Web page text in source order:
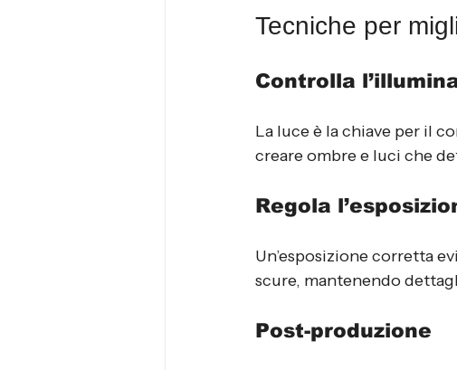
Tecniche per
Controlla
La luce è la chiave per il
creare ombre e luci che
Regola
Un’esposizione corretta
scure, mantenendo
Post-produzione